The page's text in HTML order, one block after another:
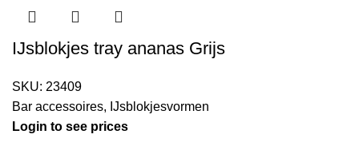
IJsblokjes tray ananas Grijs
SKU: 23409
Bar accessoires, IJsblokjesvormen
Login to see prices